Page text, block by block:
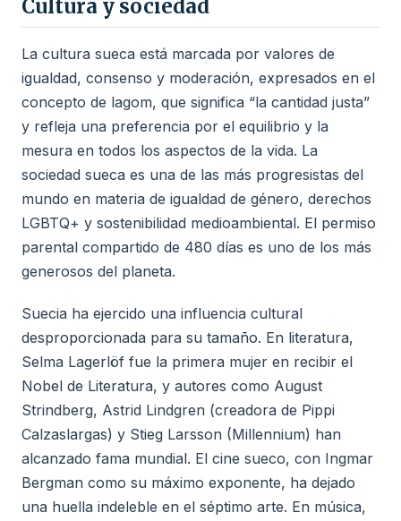
Cultura y sociedad
La cultura sueca está marcada por valores de
igualdad, consenso y moderación, expresados en el
concepto de lagom, que significa “la cantidad justa”
y refleja una preferencia por el equilibrio y la
mesura en todos los aspectos de la vida. La
sociedad sueca es una de las más progresistas del
mundo en materia de igualdad de género, derechos
LGBTQ+ y sostenibilidad medioambiental. El permiso
parental compartido de 480 días es uno de los más
generosos del planeta.
Suecia ha ejercido una influencia cultural
desproporcionada para su tamaño. En literatura,
Selma Lagerlöf fue la primera mujer en recibir el
Nobel de Literatura, y autores como August
Strindberg, Astrid Lindgren (creadora de Pippi
Calzaslargas) y Stieg Larsson (Millennium) han
alcanzado fama mundial. El cine sueco, con Ingmar
Bergman como su máximo exponente, ha dejado
una huella indeleble en el séptimo arte. En música,